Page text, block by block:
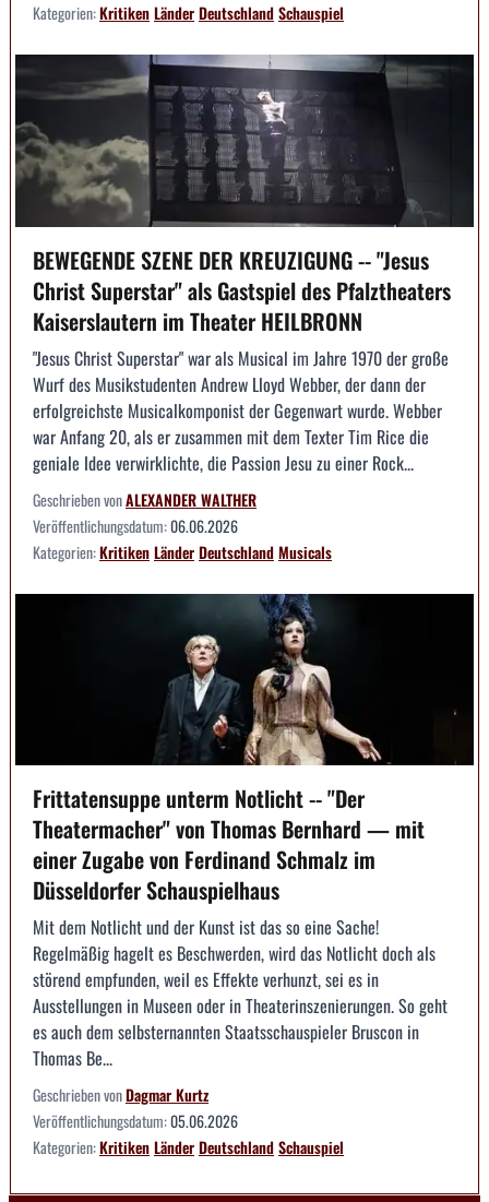
Kategorien:KritikenLänderDeutschlandSchauspiel
BEWEGENDE SZENE DER KREUZIGUNG -- "Jesus
Christ Superstar" als Gastspiel des Pfalztheaters
Kaiserslautern im Theater HEILBRONN
"Jesus Christ Superstar" war als Musical im Jahre 1970 der große
Wurf des Musikstudenten Andrew Lloyd Webber, der dann der
erfolgreichste Musicalkomponist der Gegenwart wurde. Webber
war Anfang 20, als er zusammen mit dem Texter Tim Rice die
geniale Idee verwirklichte, die Passion Jesu zu einer Rock...
Geschrieben vonALEXANDER WALTHER
Veröffentlichungsdatum:06.06.2026
Kategorien:KritikenLänderDeutschlandMusicals
Frittatensuppe unterm Notlicht -- "Der
Theatermacher" von Thomas Bernhard — mit
einer Zugabe von Ferdinand Schmalz im
Düsseldorfer Schauspielhaus
Mit dem Notlicht und der Kunst ist das so eine Sache!
Regelmäßig hagelt es Beschwerden, wird das Notlicht doch als
störend empfunden, weil es Effekte verhunzt, sei es in
Ausstellungen in Museen oder in Theaterinszenierungen. So geht
es auch dem selbsternannten Staatsschauspieler Bruscon in
Thomas Be...
Geschrieben vonDagmar Kurtz
Veröffentlichungsdatum:05.06.2026
Kategorien:KritikenLänderDeutschlandSchauspiel